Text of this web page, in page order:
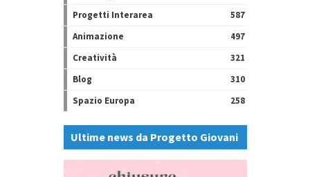
Progetti Interarea
587
Animazione
497
Creatività
321
Blog
310
Spazio Europa
258
Ultime news da Progetto Giovani